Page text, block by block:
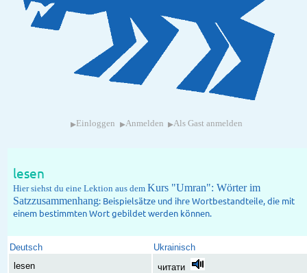
▸ Einloggen ▸Anmelden ▸Als Gast anmelden
lesen
Hier siehst du eine Lektion aus dem Kurs "Umran": Wörter im
Satzzusammenhang: Beispielsätze und ihre Wortbestandteile, die mit
einem bestimmten Wort gebildet werden können.
Deutsch
Ukrainisch
lesen
читати